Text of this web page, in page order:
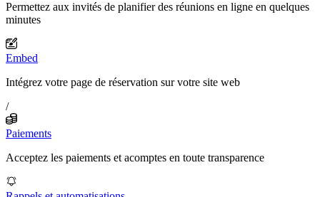
Permettez aux invités de planifier des réunions en ligne en quelques
minutes
Embed
Intégrez votre page de réservation sur votre site web
/
Paiements
Acceptez les paiements et acomptes en toute transparence